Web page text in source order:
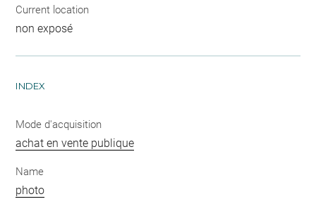
Current location
non exposé
INDEX
Mode d'acquisition
achat en vente publique
Name
photo